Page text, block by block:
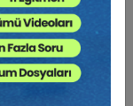
Testi
Açısından